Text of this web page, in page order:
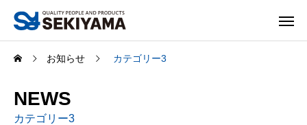
お知らせ カテゴリー3
NEWS
カテゴリー3